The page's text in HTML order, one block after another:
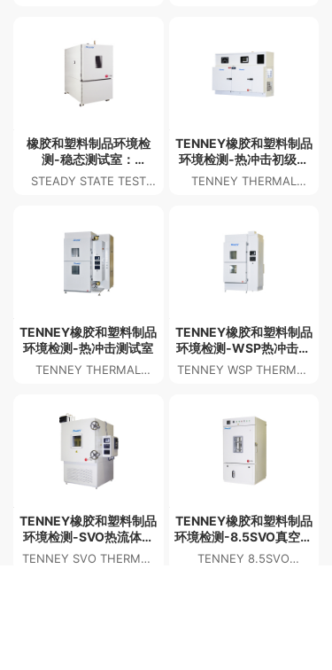
橡胶和塑料制品环境检
测-稳态测试室：
LUNAIRE SS
STEADY STATE TEST
TENNEY橡胶和塑料制品
环境检测-热冲击初级测
试室
TENNEY THERMAL
TENNEY橡胶和塑料制品
环境检测-热冲击测试室
TENNEY THERMAL
TENNEY橡胶和塑料制品
环境检测-WSP热冲击测
试室
TENNEY WSP THERMAL
TENNEY橡胶和塑料制品
环境检测-SVO热流体加
热真空烘箱
TENNEY SVO THERMAL
TENNEY橡胶和塑料制品
环境检测-8.5SVO真空实
验室烘箱
TENNEY 8.5SVO